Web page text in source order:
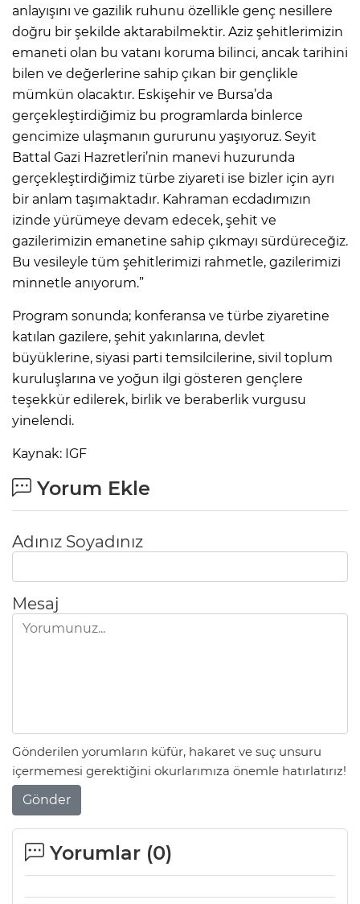
anlayışını ve gazilik ruhunu özellikle genç nesillere
doğru bir şekilde aktarabilmektir. Aziz şehitlerimizin
emaneti olan bu vatanı koruma bilinci, ancak tarihini
bilen ve değerlerine sahip çıkan bir gençlikle
mümkün olacaktır. Eskişehir ve Bursa’da
gerçekleştirdiğimiz bu programlarda binlerce
gencimize ulaşmanın gururunu yaşıyoruz. Seyit
Battal Gazi Hazretleri’nin manevi huzurunda
gerçekleştirdiğimiz türbe ziyareti ise bizler için ayrı
bir anlam taşımaktadır. Kahraman ecdadımızın
izinde yürümeye devam edecek, şehit ve
gazilerimizin emanetine sahip çıkmayı sürdüreceğiz.
Bu vesileyle tüm şehitlerimizi rahmetle, gazilerimizi
minnetle anıyorum.”
Program sonunda; konferansa ve türbe ziyaretine
katılan gazilere, şehit yakınlarına, devlet
büyüklerine, siyasi parti temsilcilerine, sivil toplum
kuruluşlarına ve yoğun ilgi gösteren gençlere
teşekkür edilerek, birlik ve beraberlik vurgusu
yinelendi.
Kaynak: IGF
Yorum Ekle
Adınız Soyadınız
Mesaj
Gönderilen yorumların küfür, hakaret ve suç unsuru
içermemesi gerektiğini okurlarımıza önemle hatırlatırız!
Gönder
Yorumlar (0)